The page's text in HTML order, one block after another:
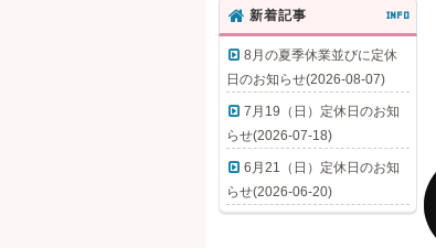
新着記事 INFO
8月の夏季休業並びに定休
日のお知らせ(2026-08-07)
7月19（日）定休日のお知
らせ(2026-07-18)
6月21（日）定休日のお知
らせ(2026-06-20)